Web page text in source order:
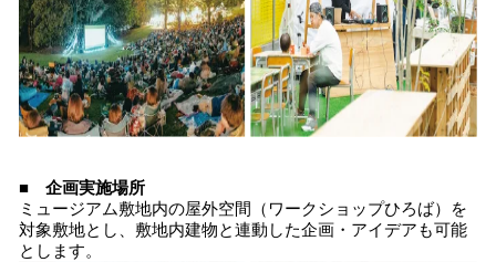
■ 企画実施場所
ミュージアム敷地内の屋外空間（ワークショップひろば）を
対象敷地とし、敷地内建物と連動した企画・アイデアも可能
とします。